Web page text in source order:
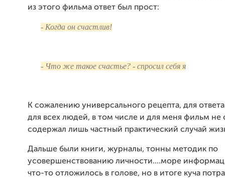
из этого фильма ответ был прост:
- Когда он счастлив!
- Что же такое счастье? - спросил себя я
К сожалению универсального рецепта, для
для всех людей, в том числе и для меня фильм не
содержал лишь частный практический случай
Дальше были книги, журналы, тонны методик по
усовершенствованию личности....море
что-то отложилось в голове, но в итоге куча